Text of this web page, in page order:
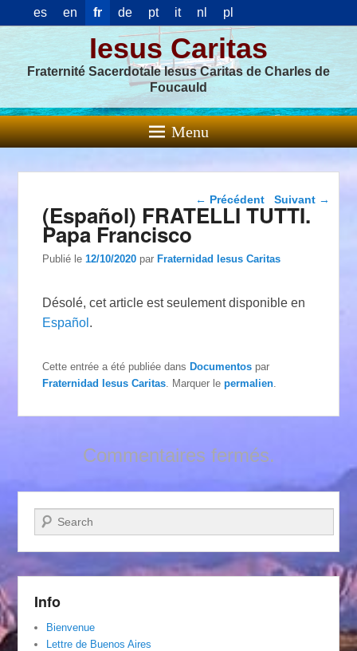
es en fr de pt it nl pl
Iesus Caritas
Fraternité Sacerdotale Iesus Caritas de Charles de
Foucauld
Menu
Navigation dans les
articles
← Précédent Suivant →
(Español) FRATELLI TUTTI.
Papa Francisco
Publié le12/10/2020 parFraternidad Iesus Caritas
Désolé, cet article est seulement disponible en
Español .
Cette entrée a été publiée dansDocumentos par
Fraternidad Iesus Caritas . Marquer lepermalien
Commentaires fermés.
Recherche
Info
Bienvenue
Lettre de Buenos Aires